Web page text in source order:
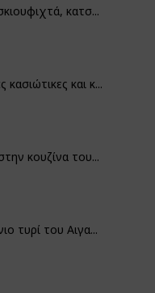
κατσ...
και κ...
κουζίνα του...
τυρί του Αιγα...